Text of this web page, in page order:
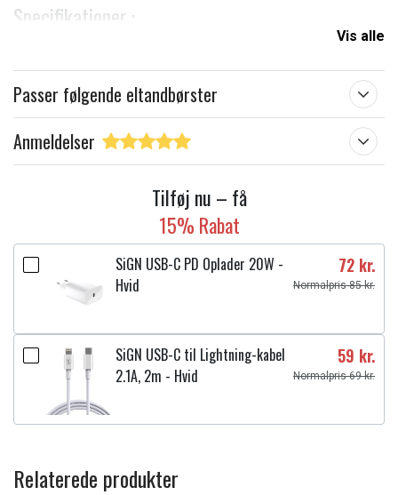
Specifikationer :
Stik: Vægstikkontakt
Opladningstid cirka 5-6 timer
Fuld opladning holder 3-4 uger afhængigt af brug
Kompatibel med
Oral-B iO-serien 7
Produkttype:
Læs om betydningen af egenskaberne
Vis alle
Passer følgende eltandbørster
Anmeldelser
Tilføj nu – få
15% Rabat
SiGN USB-C PD Oplader 20W -
Hvid
72 kr.
Normalpris 85 kr.
SiGN USB-C til Lightning-kabel
2.1A, 2m - Hvid
59 kr.
Normalpris 69 kr.
Relaterede produkter